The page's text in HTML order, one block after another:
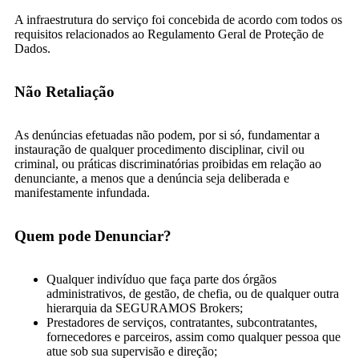
A infraestrutura do serviço foi concebida de acordo com todos os
requisitos relacionados ao Regulamento Geral de Proteção de
Dados.
Não Retaliação
As denúncias efetuadas não podem, por si só, fundamentar a
instauração de qualquer procedimento disciplinar, civil ou
criminal, ou práticas discriminatórias proibidas em relação ao
denunciante, a menos que a denúncia seja deliberada e
manifestamente infundada.
Quem pode Denunciar?
Qualquer indivíduo que faça parte dos órgãos
administrativos, de gestão, de chefia, ou de qualquer outra
hierarquia da SEGURAMOS Brokers;
Prestadores de serviços, contratantes, subcontratantes,
fornecedores e parceiros, assim como qualquer pessoa que
atue sob sua supervisão e direção;